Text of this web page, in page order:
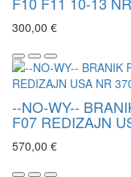
300,00 €
--NO-WY--
F07 REDIZAJN
570,00 €